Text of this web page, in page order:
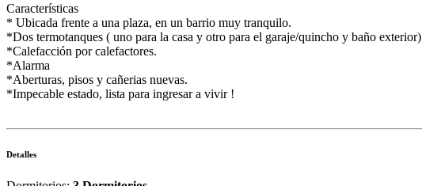
Características
* Ubicada frente a una plaza, en un barrio muy tranquilo.
*Dos termotanques ( uno para la casa y otro para el garaje/quincho y baño exterior)
*Calefacción por calefactores.
*Alarma
*Aberturas, pisos y cañerias nuevas.
*Impecable estado, lista para ingresar a vivir !
Detalles